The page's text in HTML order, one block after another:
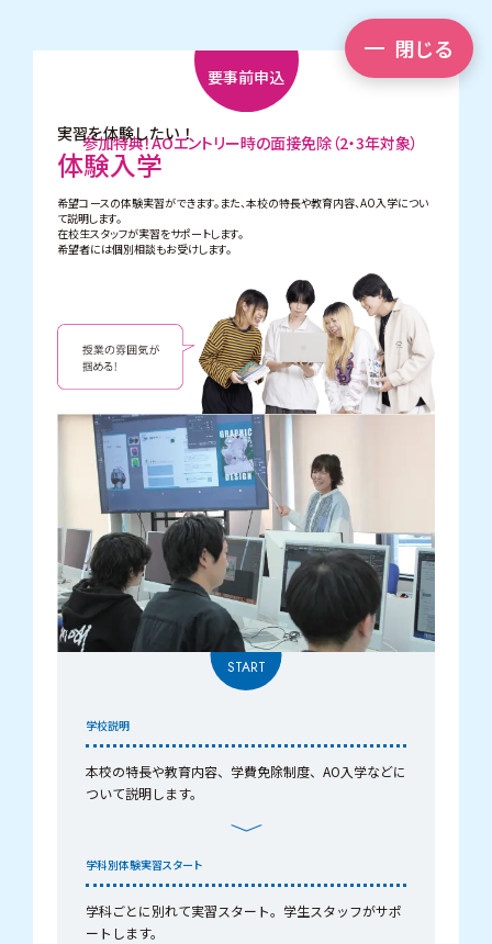
閉じる
要事前申込
参加特典！AOエントリー時の面接免除（2・3年対象）
実習を体験したい！
体験入学
希望コースの体験実習ができます。また、本校の特長や教育内容、AO入学につい
て説明します。
在校生スタッフが実習をサポートします。
希望者には個別相談もお受けします。
学校説明
本校の特長や教育内容、学費免除制度、AO入学などに
ついて説明します。
学科別体験実習スタート
学科ごとに別れて実習スタート。学生スタッフがサポ
ートします。